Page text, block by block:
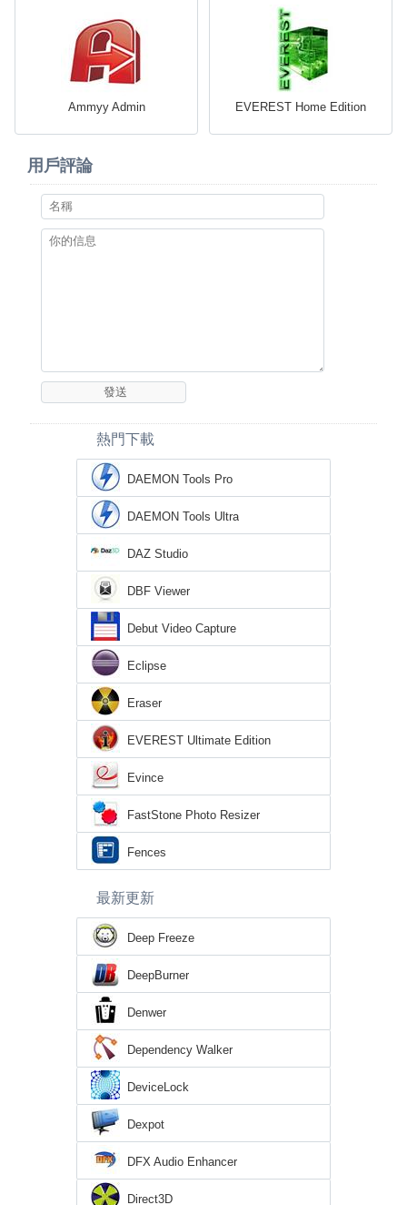
Ammyy Admin EVEREST Home Edition
用戶評論
熱門下載
DAEMON Tools Pro
DAEMON Tools Ultra
DAZ Studio
DBF Viewer
Debut Video Capture
Eclipse
Eraser
EVEREST Ultimate Edition
Evince
FastStone Photo Resizer
Fences
最新更新
Deep Freeze
DeepBurner
Denwer
Dependency Walker
DeviceLock
Dexpot
DFX Audio Enhancer
Direct3D